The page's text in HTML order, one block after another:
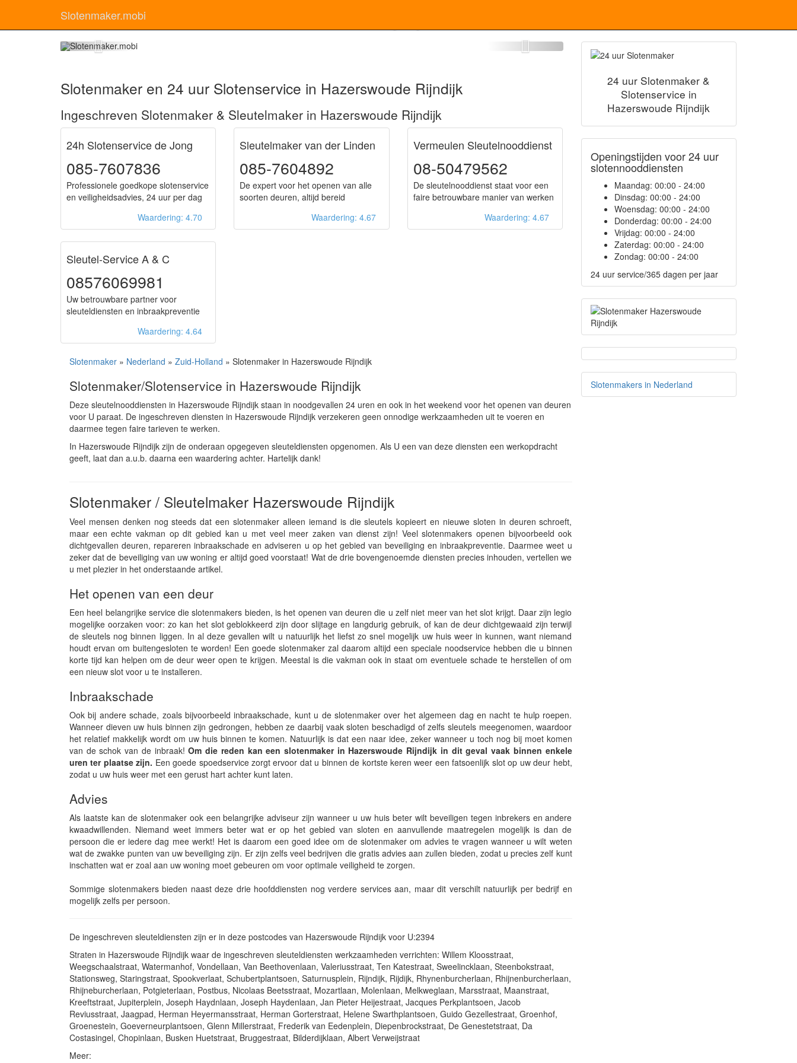
Slotenmaker.mobi
Slotenmaker en 24 uur Slotenservice in Hazerswoude Rijndijk
Ingeschreven Slotenmaker & Sleutelmaker in Hazerswoude Rijndijk
24h Slotenservice de Jong
085-7607836
Professionele goedkope slotenservice
en veiligheidsadvies, 24 uur per dag
Waardering: 4.70
Sleutelmaker van der Linden
085-7604892
De expert voor het openen van alle
soorten deuren, altijd bereid
Waardering: 4.67
Vermeulen Sleutelnooddienst
08-50479562
De sleutelnooddienst staat voor een
faire betrouwbare manier van werken
Waardering: 4.67
Sleutel-Service A & C
08576069981
Uw betrouwbare partner voor
sleuteldiensten en inbraakpreventie
Waardering: 4.64
Slotenmaker » Nederland » Zuid-Holland » Slotenmaker in Hazerswoude Rijndijk
Slotenmaker/Slotenservice in Hazerswoude Rijndijk
Deze sleutelnooddiensten in Hazerswoude Rijndijk staan in noodgevallen 24 uren en ook in het weekend voor het openen van deuren
voor U paraat. De ingeschreven diensten in Hazerswoude Rijndijk verzekeren geen onnodige werkzaamheden uit te voeren en
daarmee tegen faire tarieven te werken.
In Hazerswoude Rijndijk zijn de onderaan opgegeven sleuteldiensten opgenomen. Als U een van deze diensten een werkopdracht
geeft, laat dan a.u.b. daarna een waardering achter. Hartelijk dank!
Slotenmaker / Sleutelmaker Hazerswoude Rijndijk
Veel mensen denken nog steeds dat een slotenmaker alleen iemand is die sleutels kopieert en nieuwe sloten in deuren schroeft,
maar een echte vakman op dit gebied kan u met veel meer zaken van dienst zijn! Veel slotenmakers openen bijvoorbeeld ook
dichtgevallen deuren, repareren inbraakschade en adviseren u op het gebied van beveiliging en inbraakpreventie. Daarmee weet u
zeker dat de beveiliging van uw woning er altijd goed voorstaat! Wat de drie bovengenoemde diensten precies inhouden, vertellen we
u met plezier in het onderstaande artikel.
Het openen van een deur
Een heel belangrijke service die slotenmakers bieden, is het openen van deuren die u zelf niet meer van het slot krijgt. Daar zijn legio
mogelijke oorzaken voor: zo kan het slot geblokkeerd zijn door slijtage en langdurig gebruik, of kan de deur dichtgewaaid zijn terwijl
de sleutels nog binnen liggen. In al deze gevallen wilt u natuurlijk het liefst zo snel mogelijk uw huis weer in kunnen, want niemand
houdt ervan om buitengesloten te worden! Een goede slotenmaker zal daarom altijd een speciale noodservice hebben die u binnen
korte tijd kan helpen om de deur weer open te krijgen. Meestal is die vakman ook in staat om eventuele schade te herstellen of om
een nieuw slot voor u te installeren.
Inbraakschade
Ook bij andere schade, zoals bijvoorbeeld inbraakschade, kunt u de slotenmaker over het algemeen dag en nacht te hulp roepen.
Wanneer dieven uw huis binnen zijn gedrongen, hebben ze daarbij vaak sloten beschadigd of zelfs sleutels meegenomen, waardoor
het relatief makkelijk wordt om uw huis binnen te komen. Natuurlijk is dat een naar idee, zeker wanneer u toch nog bij moet komen
van de schok van de inbraak! Om die reden kan een slotenmaker in Hazerswoude Rijndijk in dit geval vaak binnen enkele
uren ter plaatse zijn. Een goede spoedservice zorgt ervoor dat u binnen de kortste keren weer een fatsoenlijk slot op uw deur hebt,
zodat u uw huis weer met een gerust hart achter kunt laten.
Advies
Als laatste kan de slotenmaker ook een belangrijke adviseur zijn wanneer u uw huis beter wilt beveiligen tegen inbrekers en andere
kwaadwillenden. Niemand weet immers beter wat er op het gebied van sloten en aanvullende maatregelen mogelijk is dan de
persoon die er iedere dag mee werkt! Het is daarom een goed idee om de slotenmaker om advies te vragen wanneer u wilt weten
wat de zwakke punten van uw beveiliging zijn. Er zijn zelfs veel bedrijven die gratis advies aan zullen bieden, zodat u precies zelf kunt
inschatten wat er zoal aan uw woning moet gebeuren om voor optimale veiligheid te zorgen.
Sommige slotenmakers bieden naast deze drie hoofddiensten nog verdere services aan, maar dit verschilt natuurlijk per bedrijf en
mogelijk zelfs per persoon.
De ingeschreven sleuteldiensten zijn er in deze postcodes van Hazerswoude Rijndijk voor U:2394
Straten in Hazerswoude Rijndijk waar de ingeschreven sleuteldiensten werkzaamheden verrichten: Willem Kloosstraat,
Weegschaalstraat, Watermanhof, Vondellaan, Van Beethovenlaan, Valeriusstraat, Ten Katestraat, Sweelincklaan, Steenbokstraat,
Stationsweg, Staringstraat, Spookverlaat, Schubertplantsoen, Saturnusplein, Rijndijk, Rijdijk, Rhynenburcherlaan, Rhijnenburcherlaan,
Rhijneburcherlaan, Potgieterlaan, Postbus, Nicolaas Beetsstraat, Mozartlaan, Molenlaan, Melkweglaan, Marsstraat, Maanstraat,
Kreeftstraat, Jupiterplein, Joseph Haydnlaan, Joseph Haydenlaan, Jan Pieter Heijestraat, Jacques Perkplantsoen, Jacob
Reviusstraat, Jaagpad, Herman Heyermansstraat, Herman Gorterstraat, Helene Swarthplantsoen, Guido Gezellestraat, Groenhof,
Groenestein, Goeverneurplantsoen, Glenn Millerstraat, Frederik van Eedenplein, Diepenbrockstraat, De Genestetstraat, Da
Costasingel, Chopinlaan, Busken Huetstraat, Bruggestraat, Bilderdijklaan, Albert Verweijstraat
Meer:
24 uur Slotenmaker &
Slotenservice in
Hazerswoude Rijndijk
Openingstijden voor 24 uur
slotennooddiensten
Maandag: 00:00 - 24:00
Dinsdag: 00:00 - 24:00
Woensdag: 00:00 - 24:00
Donderdag: 00:00 - 24:00
Vrijdag: 00:00 - 24:00
Zaterdag: 00:00 - 24:00
Zondag: 00:00 - 24:00
24 uur service/365 dagen per jaar
Slotenmakers in Nederland